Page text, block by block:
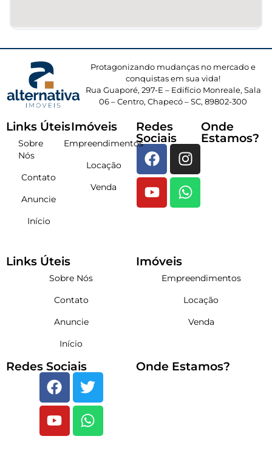
Protagonizando mudanças no mercado e
conquistas em sua vida!
Rua Guaporé, 297-E – Edifício Monreale, Sala
06 – Centro, Chapecó – SC, 89802-300
Links Úteis
Sobre
Nós
Contato
Anuncie
Início
Imóveis
Empreendimentos
Locação
Venda
Redes
Sociais
Onde
Estamos?
Links Úteis
Sobre Nós
Contato
Anuncie
Início
Imóveis
Empreendimentos
Locação
Venda
Redes Sociais Onde Estamos?